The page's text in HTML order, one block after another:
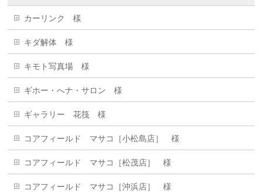
カーリンク 樣
キダ解体 様
キモト写真場 様
ギホー・へナ・サロン 様
ギャラリー 花筏 様
コアフィールド マサコ［小松島店］ 様
コアフィールド マサコ［松茂店］ 様
コアフィールド マサコ［沖浜店］ 様